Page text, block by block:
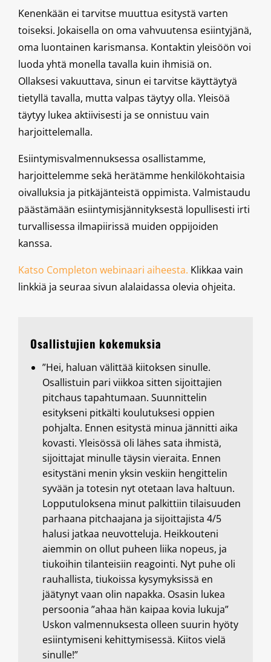
Kenenkään ei tarvitse muuttua esitystä varten
toiseksi. Jokaisella on oma vahvuutensa esiintyjänä,
oma luontainen karismansa. Kontaktin yleisöön voi
luoda yhtä monella tavalla kuin ihmisiä on.
Ollaksesi vakuuttava, sinun ei tarvitse käyttäytyä
tietyllä tavalla, mutta valpas täytyy olla. Yleisöä
täytyy lukea aktiivisesti ja se onnistuu vain
harjoittelemalla.
Esiintymisvalmennuksessa osallistamme,
harjoittelemme sekä herätämme henkilökohtaisia
oivalluksia ja pitkäjänteistä oppimista. Valmistaudu
päästämään esiintymisjännityksestä lopullisesti irti
turvallisessa ilmapiirissä muiden oppijoiden
kanssa.
Katso Completon webinaari aiheesta. Klikkaa vain
linkkiä ja seuraa sivun alalaidassa olevia ohjeita.
Osallistujien kokemuksia
”Hei, haluan välittää kiitoksen sinulle.
Osallistuin pari viikkoa sitten sijoittajien
pitchaus tapahtumaan. Suunnittelin
esitykseni pitkälti koulutuksesi oppien
pohjalta. Ennen esitystä minua jännitti aika
kovasti. Yleisössä oli lähes sata ihmistä,
sijoittajat minulle täysin vieraita. Ennen
esitystäni menin yksin veskiin hengittelin
syvään ja totesin nyt otetaan lava haltuun.
Lopputuloksena minut palkittiin tilaisuuden
parhaana pitchaajana ja sijoittajista 4/5
halusi jatkaa neuvotteluja. Heikkouteni
aiemmin on ollut puheen liika nopeus, ja
tiukoihin tilanteisiin reagointi. Nyt puhe oli
rauhallista, tiukoissa kysymyksissä en
jäätynyt vaan olin napakka. Osasin lukea
persoonia ”ahaa hän kaipaa kovia lukuja”
Uskon valmennuksesta olleen suurin hyöty
esiintymiseni kehittymisessä. Kiitos vielä
sinulle!”